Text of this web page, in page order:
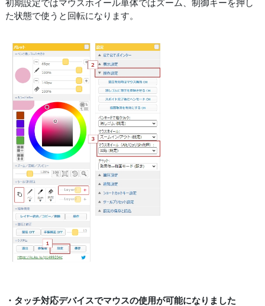
初期設定ではマウスホイール単体ではズーム、制御キーを押し
た状態で使うと回転になります。
・タッチ対応デバイスでマウスの使用が可能になりました